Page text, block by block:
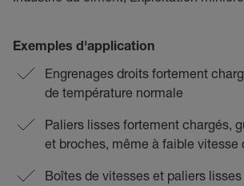
Exemples d'application
Engrenages droits fortement
de température normale
Paliers lisses fortement chargés,
et broches, même à faible vitesse
Boîtes de vitesses et paliers